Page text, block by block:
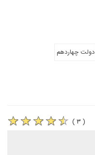
دولت چهاردهم
( ۳ )